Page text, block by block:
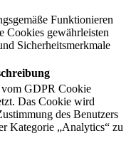
Funktionieren
Cookies gewährleisten
Sicherheitsmerkmale
GDPR Cookie
Das Cookie wird
des Benutzers
Kategorie „Analytics“ zu